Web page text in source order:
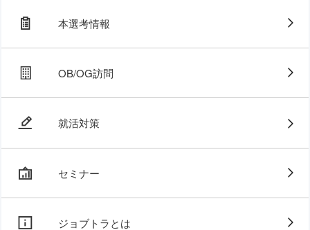
本選考情報
OB/OG訪問
就活対策
セミナー
ジョブトラとは